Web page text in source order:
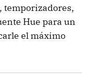
temporizadores,
Hue para un
el máximo